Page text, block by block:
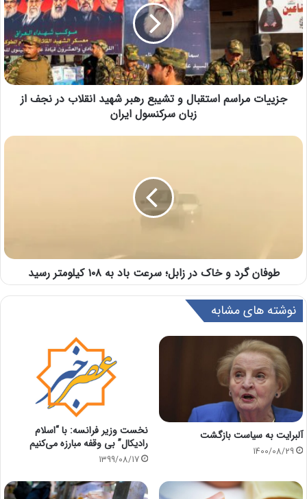
جزییات مراسم استقبال و تشیبع رهبر شهید انقلاب در نجف از
زبان سرکنسول ایران
طوفان گرد و خاک در زابل؛ سرعت باد به ۱۰۸ کیلومتر رسید
نوشته های مشابه
آلبرایت به سیاست بازگشت
1400/08/29
نخست وزیر فرانسه: با “اسلام
رادیکال” بی وقفه مبارزه می‌کنیم
1399/08/17